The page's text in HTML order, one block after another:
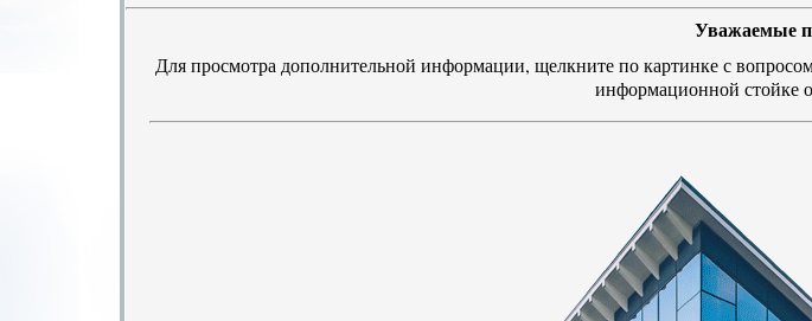
Уважаемые
Для просмотра дополнительной информации, щелкните по картинке с
информационной стойке